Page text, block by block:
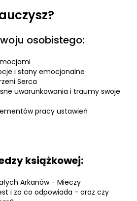
osobistego:
i stany emocjonalne
Serca
uwarunkowania i traumy swoje
pracy ustawień
książkowej:
Arkanów - Mieczy
i za co odpowiada - oraz czy